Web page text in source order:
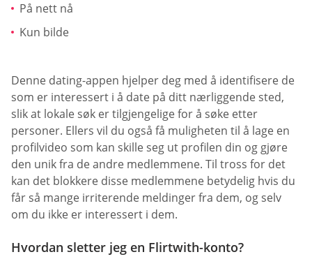
På nett nå
Kun bilde
Denne dating-appen hjelper deg med å identifisere de
som er interessert i å date på ditt nærliggende sted,
slik at lokale søk er tilgjengelige for å søke etter
personer. Ellers vil du også få muligheten til å lage en
profilvideo som kan skille seg ut profilen din og gjøre
den unik fra de andre medlemmene. Til tross for det
kan det blokkere disse medlemmene betydelig hvis du
får så mange irriterende meldinger fra dem, og selv
om du ikke er interessert i dem.
Hvordan sletter jeg en Flirtwith-konto?